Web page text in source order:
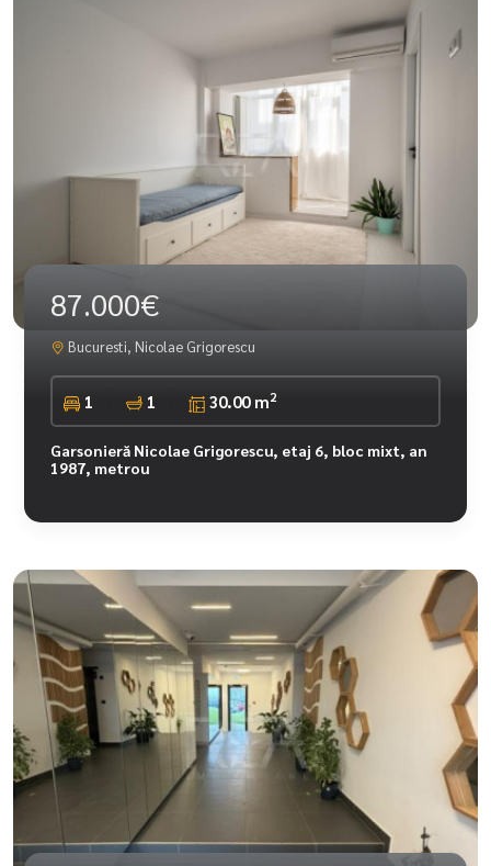
87.000€
Bucuresti, Nicolae Grigorescu
1 1 30.00 m2
Garsonieră Nicolae Grigorescu, etaj 6, bloc mixt, an
1987, metrou